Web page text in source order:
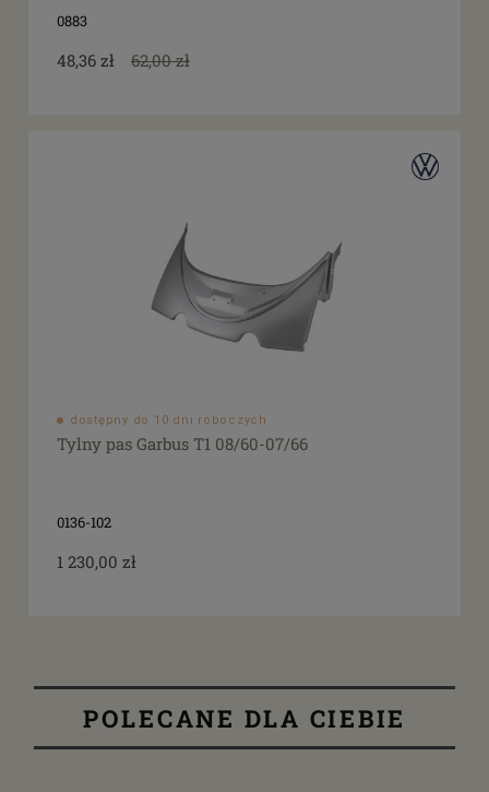
0883
48,36 zł 62,00 zł
dostępny do 10 dni roboczych
Tylny pas Garbus T1 08/60-07/66
0136-102
1 230,00 zł
POLECANE DLA CIEBIE